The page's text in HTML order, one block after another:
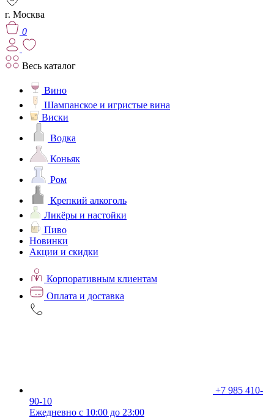
г. Москва
0
Весь каталог
Вино
Шампанское и игристые вина
Виски
Водка
Коньяк
Ром
Крепкий алкоголь
Ликёры и настойки
Пиво
Новинки
Акции и скидки
Корпоративным клиентам
Оплата и доставка
+7 985 410-
90-10
Ежедневно с 10:00 до 23:00